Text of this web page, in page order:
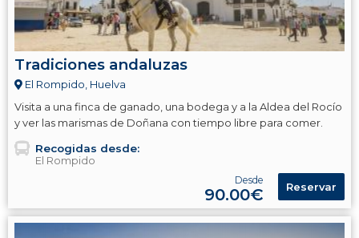
Tradiciones andaluzas
El Rompido, Huelva
Visita a una finca de ganado, una bodega y a la Aldea del Rocío
y ver las marismas de Doñana con tiempo libre para comer.
Recogidas desde:
El Rompido
Desde
90.00€ Reservar